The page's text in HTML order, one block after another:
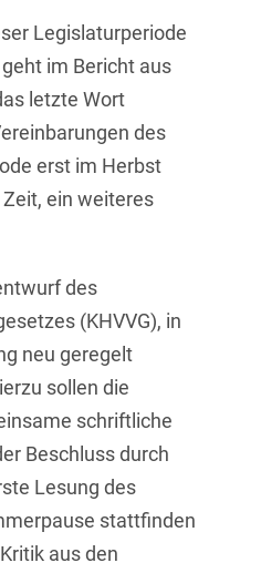
Legislaturperiode
im Bericht aus
letzte Wort
des
erst im Herbst
ein weiteres
des
(KHVVG), in
neu geregelt
sollen die
schriftliche
Beschluss durch
Lesung des
stattfinden
aus den